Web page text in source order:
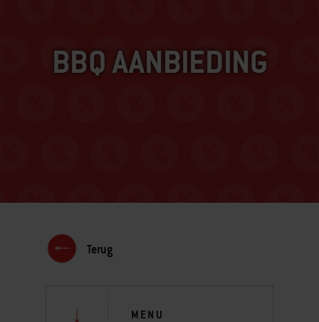
BBQ AANBIEDING
Terug
MENU